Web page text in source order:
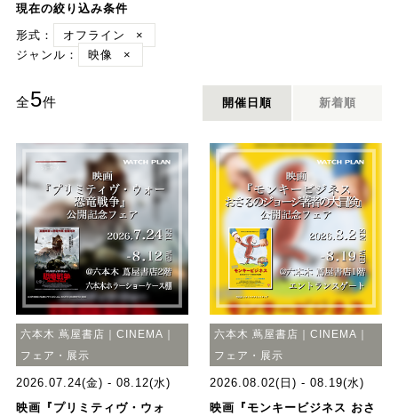
現在の絞り込み条件
形式：
オフライン
×
ジャンル：
映像 ×
全5件 開催日順 新着順
六本木 蔦屋書店｜CINEMA｜
フェア・展示
2026.07.24(金) - 08.12(水)
映画『プリミティヴ・ウォ
六本木 蔦屋書店｜CINEMA｜
フェア・展示
2026.08.02(日) - 08.19(水)
映画『モンキービジネス おさ